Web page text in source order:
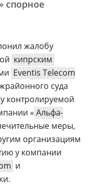
спорное
жалобу
кипрским
Eventis Telecom
суда
контролируемой
« Альфа-
меры,
организациям
у компании
и